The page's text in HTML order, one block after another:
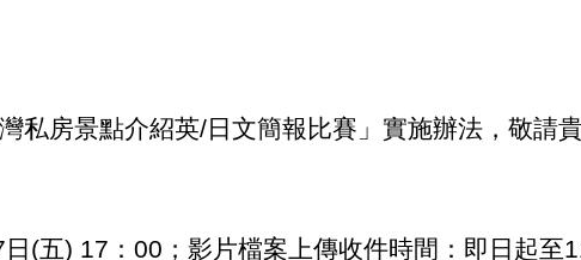
私房景點介紹英/日文簡報比賽」實施辦法，敬請
(五) 17：00；影片檔案上傳收件時間：即日起至